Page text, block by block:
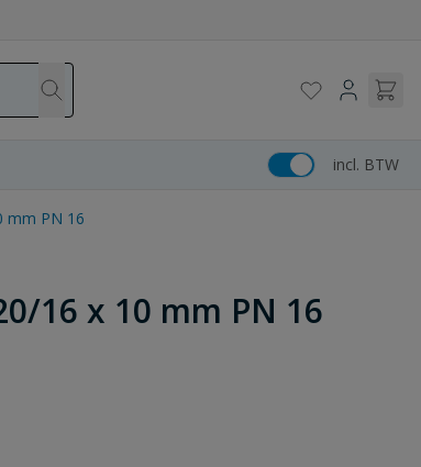
incl. BTW
mm PN 16
16 x 10 mm PN 16